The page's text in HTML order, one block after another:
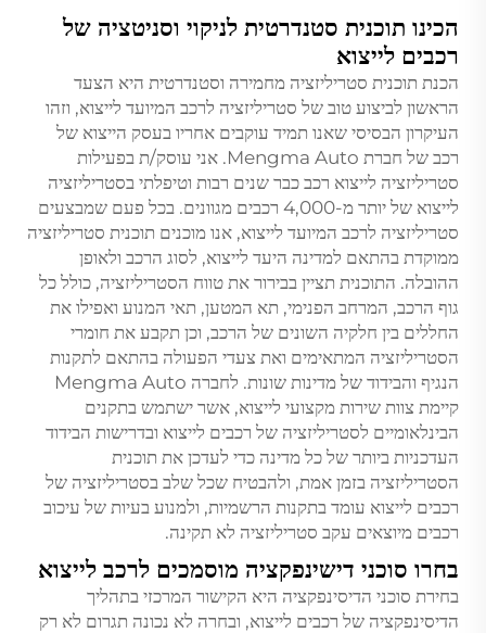
הכינו תוכנית סטנדרטית לניקוי וסניטציה של
רכבים לייצוא
הכנת תוכנית סטריליזציה מחמירה וסטנדרטית היא הצעד
הראשון לביצוע טוב של סטריליזציה לרכב המיועד לייצוא, וזהו
העיקרון הבסיסי שאנו תמיד עוקבים אחריו בעסק הייצוא של
רכב של חברת Mengma Auto. אני עוסק/ת בפעילות
סטריליזציה לייצוא רכב כבר שנים רבות וטיפלתי בסטריליזציה
לייצוא של יותר מ-4,000 רכבים מגוונים. בכל פעם שמבצעים
סטריליזציה לרכב המיועד לייצוא, אנו מוכנים תוכנית סטריליזציה
ממוקדת בהתאם למדינה היעד לייצוא, לסוג הרכב ולאופן
ההובלה. התוכנית תציין בבירור את טווח הסטריליזציה, כולל כל
גוף הרכב, המרחב הפנימי, תא המטען, תאי המנוע ואפילו את
החללים בין חלקיה השונים של הרכב, וכן תקבע את חומרי
הסטריליזציה המתאימים ואת צעדי הפעולה בהתאם לתקנות
הנגיף והבידוד של מדינות שונות. לחברה Mengma Auto
קיימת צוות שירות מקצועי לייצוא, אשר ישתמש בתקנים
הבינלאומיים לסטריליזציה של רכבים לייצוא ובדרישות הבידוד
העדכניות ביותר של כל מדינה כדי לעדכן את תוכנית
הסטריליזציה בזמן אמת, ולהבטיח שכל שלב בסטריליזציה של
רכבים לייצוא עומד בתקנות הרשמיות, ולמנוע בעיות של עיכוב
רכבים מיוצאים עקב סטריליזציה לא תקינה.
בחרו סוכני דישינפקציה מוסמכים לרכב לייצוא
בחירת סוכני הדיסינפקציה היא הקישור המרכזי בתהליך
הדיסינפקציה של רכבים לייצוא, ובחרה לא נכונה תגרום לא רק